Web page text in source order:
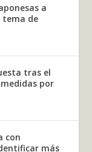
a
tema de
tras el
por
con
más